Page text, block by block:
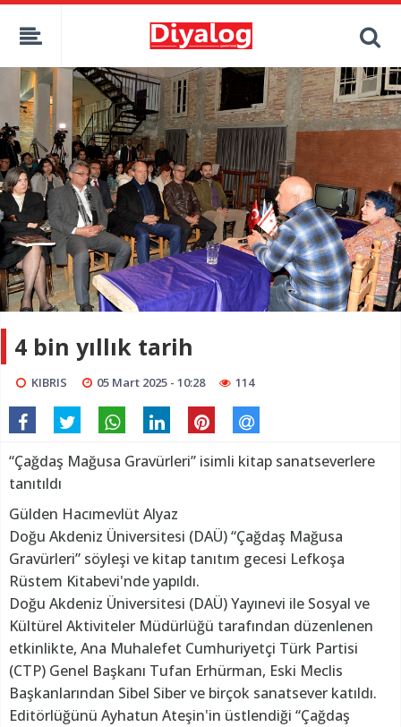
4 bin yıllık tarih
KIBRIS 05 Mart 2025 - 10:28 114
“Çağdaş Mağusa Gravürleri” isimli kitap sanatseverlere
tanıtıldı
Gülden Hacımevlüt Alyaz
Doğu Akdeniz Üniversitesi (DAÜ) “Çağdaş Mağusa
Gravürleri” söyleşi ve kitap tanıtım gecesi Lefkoşa
Rüstem Kitabevi'nde yapıldı.
Doğu Akdeniz Üniversitesi (DAÜ) Yayınevi ile Sosyal ve
Kültürel Aktiviteler Müdürlüğü tarafından düzenlenen
etkinlikte, Ana Muhalefet Cumhuriyetçi Türk Partisi
(CTP) Genel Başkanı Tufan Erhürman, Eski Meclis
Başkanlarından Sibel Siber ve birçok sanatsever katıldı.
Editörlüğünü Ayhatun Ateşin'in üstlendiği “Çağdaş